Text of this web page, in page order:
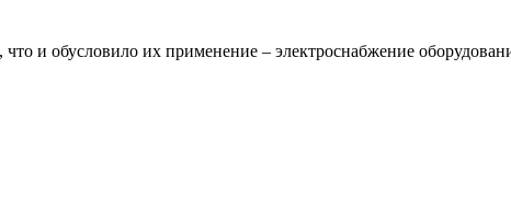
и обусловило их применение – электроснабжение